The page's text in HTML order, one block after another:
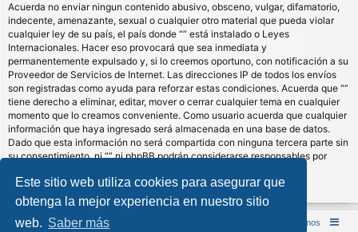
Este sitio web utiliza cookies para asegurar que
obtenga la mejor experiencia en nuestro sitio
web. Saber más
Acuerda no enviar ningun contenido abusivo, obsceno, vulgar, difamatorio,
indecente, amenazante, sexual o cualquier otro material que pueda violar
cualquier ley de su país, el país donde “” está instalado o Leyes
Internacionales. Hacer eso provocará que sea inmediata y
permanentemente expulsado y, si lo creemos oportuno, con notificación a su
Proveedor de Servicios de Internet. Las direcciones IP de todos los envíos
son registradas como ayuda para reforzar estas condiciones. Acuerda que “”
tiene derecho a eliminar, editar, mover o cerrar cualquier tema en cualquier
momento que lo creamos conveniente. Como usuario acuerda que cualquier
información que haya ingresado será almacenada en una base de datos.
Dado que esta información no será compartida con ninguna tercera parte sin
su consentimiento, ni “” ni phpBB podrán considerarse responsables por
comprometidos.
Inicio (Web) Foro Punta de Lanza Wargames Contáctenos